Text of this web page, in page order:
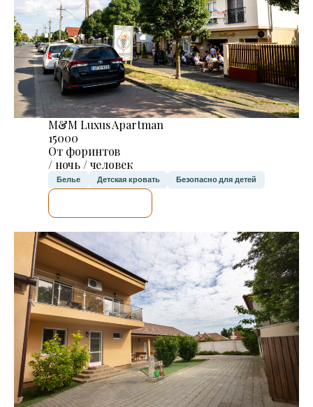
M&M Luxus Apartman
15000
От форинтов
/ ночь / человек
Белье Детская кровать Безопасно для детей